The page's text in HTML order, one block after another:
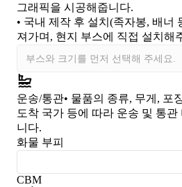
그래픽을 시공해줍니다.
• 국내 제작 후 설치(족자봉, 배너
져가며, 현지 부스에 직접 설치해
운송/통관• 물품의 종류, 무게, 포
도착 국가 등에 따라 운송 및 통
니다.
화물 부피
CBM